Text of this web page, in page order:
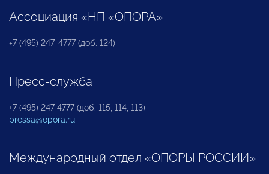
Ассоциация «НП «ОПОРА»
+7 (495) 247-4777 (доб. 124)
Пресс-служба
+7 (495) 247 4777 (доб. 115, 114, 113)
pressa@opora.ru
Международный отдел «ОПОРЫ РОССИИ»